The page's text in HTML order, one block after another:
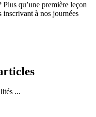
Plus qu’une première leçon
à nos journées
...